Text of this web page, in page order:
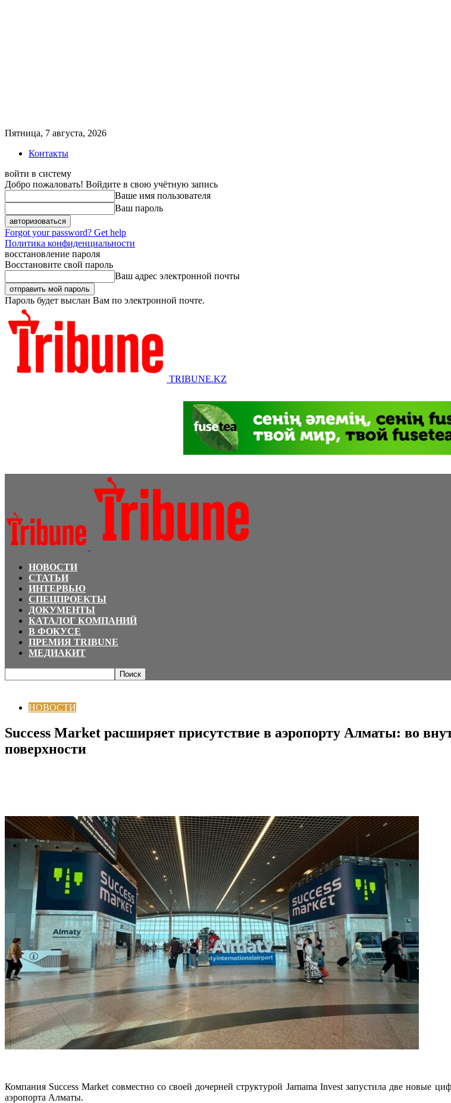
Пятница, 7 августа, 2026
Контакты
войти в систему
Добро пожаловать! Войдите в свою учётную запись
Ваше имя пользователя
Ваш пароль
Forgot your password? Get help
Политика конфиденциальности
восстановление пароля
Восстановите свой пароль
Ваш адрес электронной почты
Пароль будет выслан Вам по электронной почте.
TRIBUNE.KZ
НОВОСТИ
СТАТЬИ
ИНТЕРВЬЮ
СПЕЦПРОЕКТЫ
ДОКУМЕНТЫ
КАТАЛОГ КОМПАНИЙ
В ФОКУСЕ
ПРЕМИЯ TRIBUNE
МЕДИАКИТ
НОВОСТИ
Success Market расширяет присутствие в аэропорту Алматы: во
поверхности
Компания Success Market совместно со своей дочерней структурой Jarnama Invest запустила две новые
аэропорта Алматы.